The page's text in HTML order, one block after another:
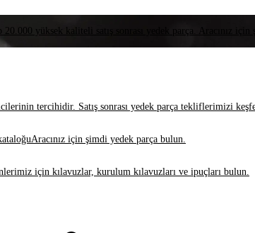
yüksek kaliteli satış sonrası yedek parça. Aracınız
tercihidir. Satış sonrası yedek parça tekliflerimizi
Aracınız için şimdi yedek parça bulun.
için kılavuzlar, kurulum kılavuzları ve ipuçları bulun.